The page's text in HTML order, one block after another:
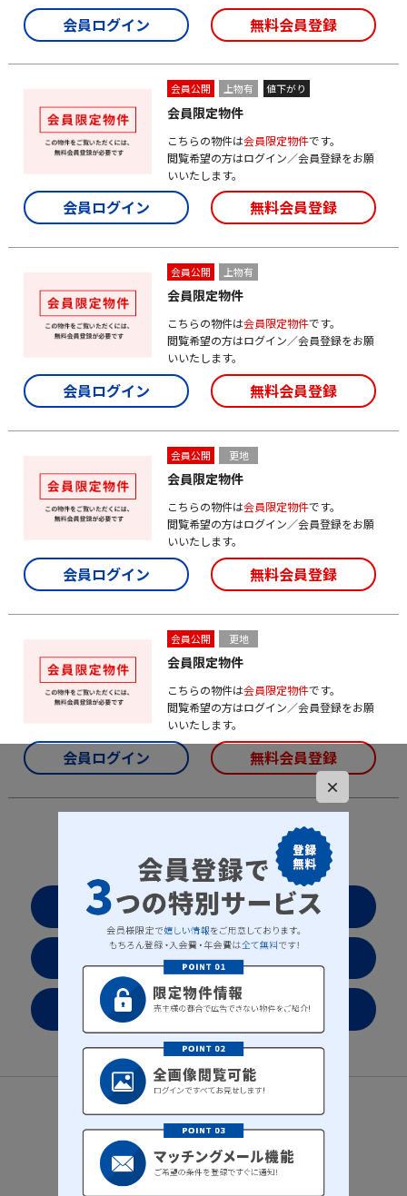
会員ログイン 無料会員登録
会員公開 上物有 値下がり
会員限定物件
こちらの物件は会員限定物件です。
閲覧希望の方はログイン／会員登録をお願
いいたします。
会員ログイン 無料会員登録
会員公開 上物有
会員限定物件
こちらの物件は会員限定物件です。
閲覧希望の方はログイン／会員登録をお願
いいたします。
会員ログイン 無料会員登録
会員公開 更地
会員限定物件
こちらの物件は会員限定物件です。
閲覧希望の方はログイン／会員登録をお願
いいたします。
会員ログイン 無料会員登録
会員公開 更地
会員限定物件
こちらの物件は会員限定物件です。
閲覧希望の方はログイン／会員登録をお願
いいたします。
会員ログイン 無料会員登録
お気に入りリストを見る
×
会社案内 プライバシーポリシー